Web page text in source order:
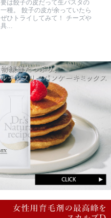
要は餃子の皮だって生パスタの
一種。 餃子の皮が余っていたら
ぜひトライしてみて！ チーズや
具...